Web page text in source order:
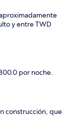
y entre TWD
por noche.
construcción, que